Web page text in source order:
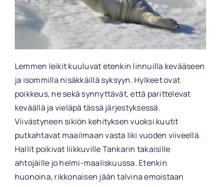
Lemmen leikit kuuluvat etenkin linnuilla kevääseen
ja isommilla nisäkkäillä syksyyn. Hylkeet ovat
poikkeus, ne sekä synnyttävät, että parittelevat
keväällä ja vieläpä tässä järjestyksessä.
Viivästyneen sikiön kehityksen vuoksi kuutit
putkahtavat maailmaan vasta liki vuoden viiveellä.
Hallit poikivat liikkuville Tankarin takaisille
ahtojäille jo helmi-maaliskuussa. Etenkin
huonoina, rikkonaisen jään talvina emoistaan